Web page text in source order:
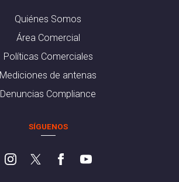
Quiénes Somos
Área Comercial
Políticas Comerciales
Mediciones de antenas
Denuncias Compliance
SÍGUENOS